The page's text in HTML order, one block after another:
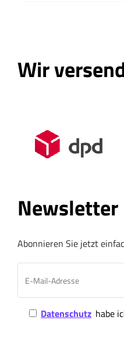
Wir
Newsletter
Abonnieren Sie jetzt
Datenschutz habe